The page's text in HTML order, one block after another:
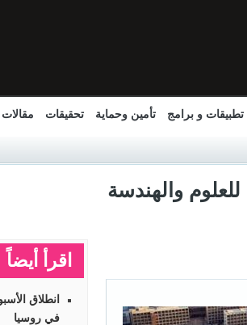
تطبيقات و برامج تأمين وحماية تحقيقات مقالات
والهندسة
اقرأ أيضاً
انطلاق
في روسيا